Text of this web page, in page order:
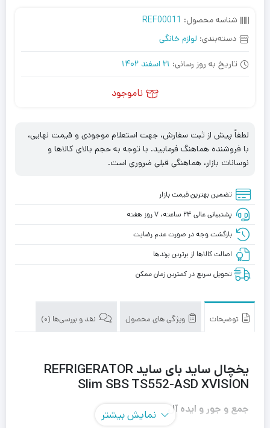
شناسه محصول: REF00011
دسته‌بندی: لوازم خانگی
تاریخ به روز رسانی: 21 اسفند 1402
ناموجود
لطفاً پیش از ثبت سفارش، جهت استعلام موجودی و قیمت نهایی،
با فروشنده هماهنگ فرمایید. با توجه به حجم بالای کالاها و
نوسانات بازار، هماهنگی قبلی ضروری است.
تضمین بهترین قیمت بازار
پشتیبانی عالی ۲۴ ساعته، ۷ روز هفته
بازگشت وجه در صورت عدم رضایت
اصالت کالاها از برترین برندها
تحویل سریع در کمترین زمان ممکن
توضیحات ویژگی های محصول نقد و بررسی‌ها (0)
یخچال ساید بای ساید REFRIGERATOR
Slim SBS TS552-ASD XVISION
جمع و جور و ایده آل نمایش بیشتر